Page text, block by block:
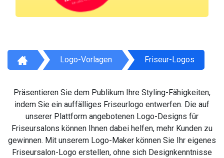
Logo-Vorlagen Friseur-Logos
Präsentieren Sie dem Publikum Ihre Styling-Fähigkeiten,
indem Sie ein auffälliges Friseurlogo entwerfen. Die auf
unserer Plattform angebotenen Logo-Designs für
Friseursalons können Ihnen dabei helfen, mehr Kunden zu
gewinnen. Mit unserem Logo-Maker können Sie Ihr eigenes
Friseursalon-Logo erstellen, ohne sich Designkenntnisse